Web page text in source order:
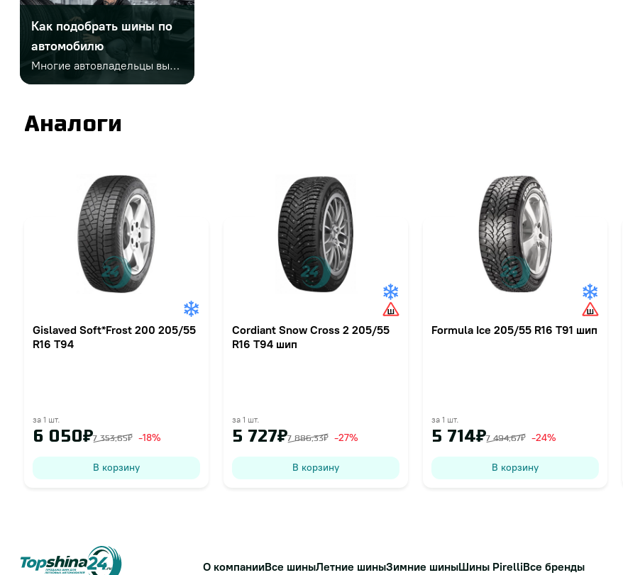
Как подобрать шины по
автомобилю
Многие автовладельцы выбирают шины только по диаметру или цене. Но этого недостаточно. Важно учитывать заводской размер, сезонность, индексы нагрузки и скорости, тип автомобиля, стиль езды и условия эксплуатации. Неправильный выбор может привести к проблемам на дороге и дополнительным расходам.
Аналоги
Gislaved Soft*Frost 200 205/55
R16 T94
за 1 шт.
6 050₽7 353,65₽ -18%
В корзину
Cordiant Snow Cross 2 205/55
R16 T94 шип
за 1 шт.
5 727₽7 886,33₽ -27%
В корзину
Formula Ice 205/55 R16 T91 шип
за 1 шт.
5 714₽7 494,67₽ -24%
В корзину
О компанииВсе шиныЛетние шиныЗимние шиныШины PirelliВсе бренды